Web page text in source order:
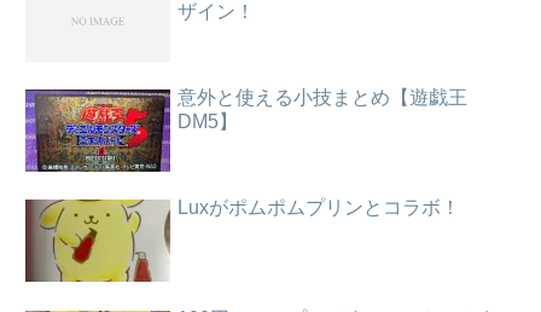
ザイン！
意外と使える小技まとめ【遊戯王
DM5】
Luxがポムポムプリンとコラボ！